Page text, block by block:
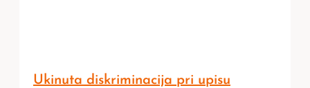
Ukinuta diskriminacija pri upisu